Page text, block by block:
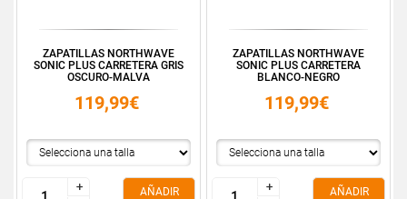
ZAPATILLAS NORTHWAVE
SONIC PLUS CARRETERA GRIS
OSCURO-MALVA
119,99€
+
+
AÑADIR
ZAPATILLAS NORTHWAVE
SONIC PLUS CARRETERA
BLANCO-NEGRO
119,99€
+
+
AÑADIR